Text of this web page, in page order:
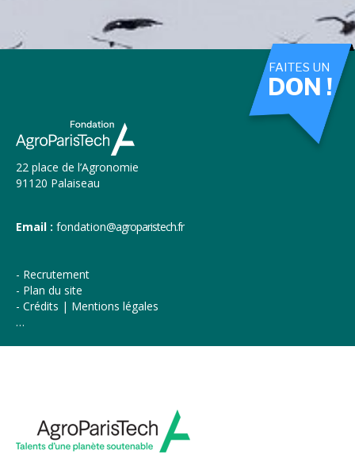
22 place de l’Agronomie
91120 Palaiseau
Email : fondation@agroparistech.fr
Recrutement
Plan du site
Crédits | Mentions légales
…
FAITES UN
DON !